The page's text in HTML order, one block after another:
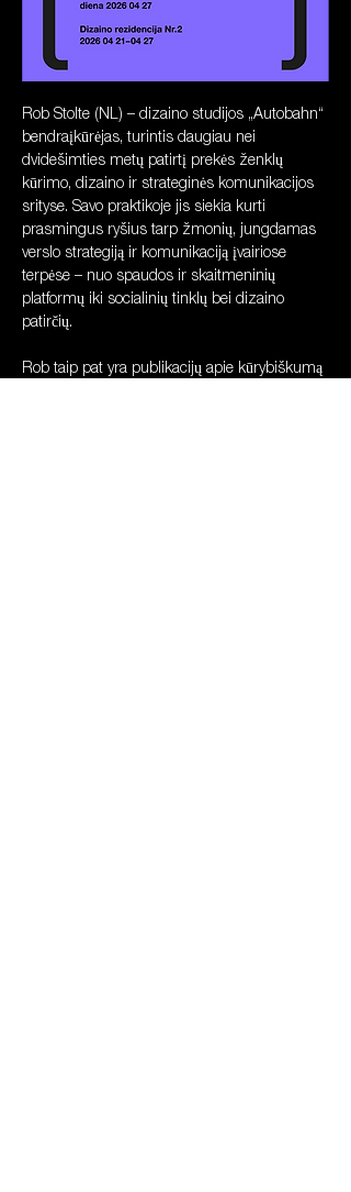
Rob Stolte (NL) – dizaino studijos „Autobahn“
bendraįkūrėjas, turintis daugiau nei
dvidešimties metų patirtį prekės ženklų
kūrimo, dizaino ir strateginės komunikacijos
srityse. Savo praktikoje jis siekia kurti
prasmingus ryšius tarp žmonių, jungdamas
verslo strategiją ir komunikaciją įvairiose
terpėse – nuo spaudos ir skaitmeninių
platformų iki socialinių tinklų bei dizaino
patirčių.
Rob taip pat yra publikacijų apie kūrybiškumą